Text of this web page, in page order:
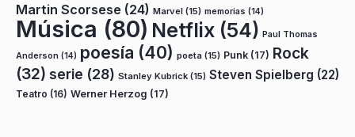
Martin Scorsese (24) Marvel (15) memorias (14)
Música (80) Netflix (54) Paul Thomas
Anderson (14) poesía (40) poeta (15) Punk (17) Rock
(32) serie (28) Stanley Kubrick (15) Steven Spielberg (22)
Teatro (16) Werner Herzog (17)